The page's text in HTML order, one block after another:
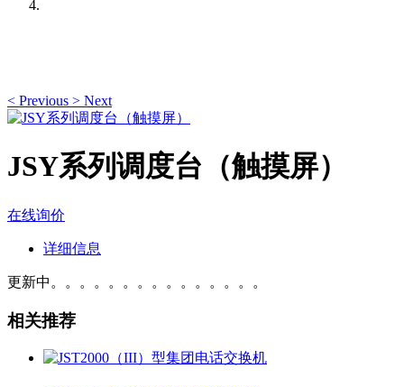
< Previous > Next
JSY系列调度台（触摸屏）
在线询价
详细信息
更新中。。。。。。。。。。。。。。。
相关推荐